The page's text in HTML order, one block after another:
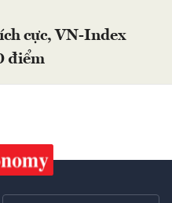
cực, VN-Index
điểm